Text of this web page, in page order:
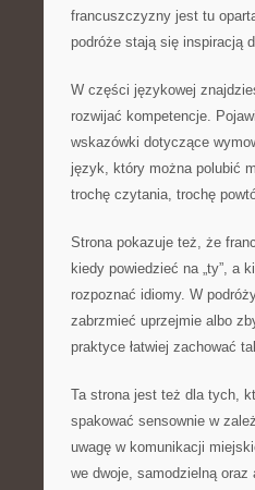
francuszczyzny jest tu
podróże stają się inspiracją
W części językowej
rozwijać kompetencje.
wskazówki dotyczące
język, który można polubić
trochę czytania, trochę
Strona pokazuje też, że
kiedy powiedzieć na „ty”, a
rozpoznać idiomy. W
zabrzmieć uprzejmie albo
praktyce łatwiej zachować
Ta strona jest też dla tych,
spakować sensownie w
uwagę w komunikacji
we dwoje, samodzielną